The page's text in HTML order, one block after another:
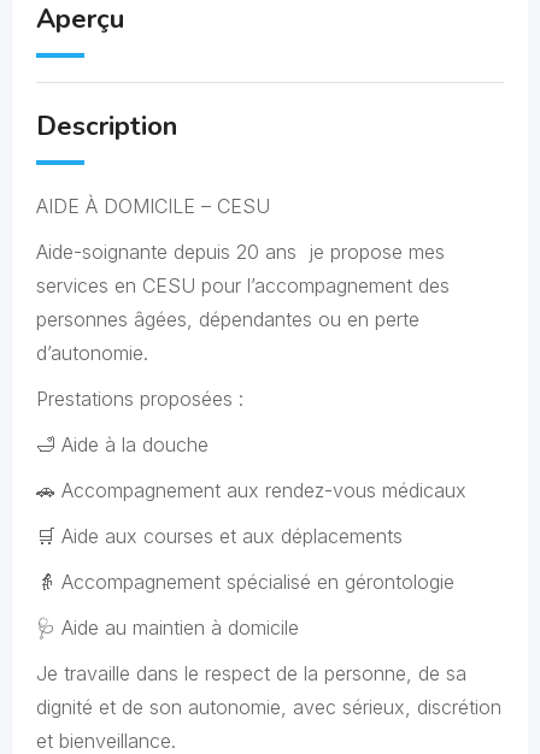
Aperçu
Description
AIDE À DOMICILE – CESU
Aide-soignante depuis 20 ans je propose mes
services en CESU pour l’accompagnement des
personnes âgées, dépendantes ou en perte
d’autonomie.
Prestations proposées :
🛁 Aide à la douche
🚗 Accompagnement aux rendez-vous médicaux
🛒 Aide aux courses et aux déplacements
👵 Accompagnement spécialisé en gérontologie
🩺 Aide au maintien à domicile
Je travaille dans le respect de la personne, de sa
dignité et de son autonomie, avec sérieux, discrétion
et bienveillance.